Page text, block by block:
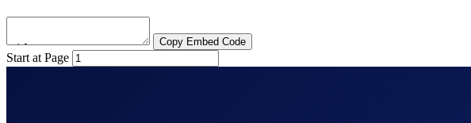
Copy Embed Code
Start at Page